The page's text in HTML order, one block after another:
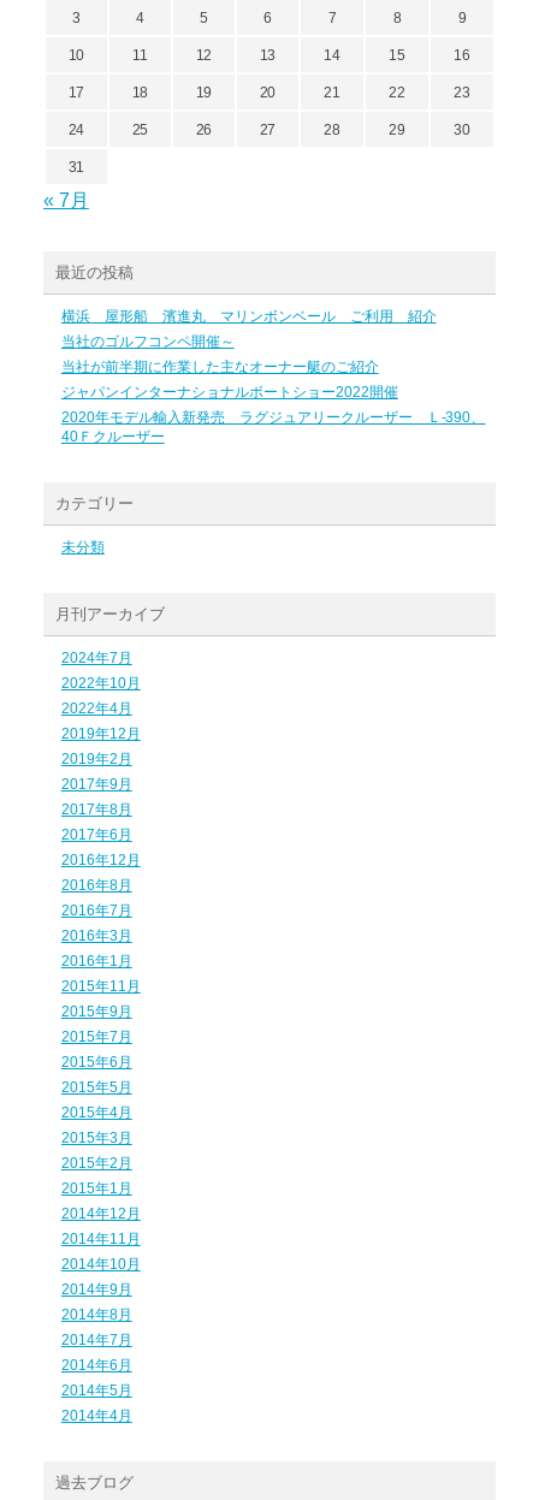
3 4 5 6 7 8 9
10 11 12 13 14 15 16
17 18 19 20 21 22 23
24 25 26 27 28 29 30
31
« 7月
最近の投稿
横浜 屋形船 濱進丸 マリンボンベール ご利用 紹介
当社のゴルフコンペ開催～
当社が前半期に作業した主なオーナー艇のご紹介
ジャパンインターナショナルボートショー2022開催
2020年モデル輸入新発売 ラグジュアリークルーザー Ｌ-390、
40Ｆクルーザー
カテゴリー
未分類
月刊アーカイブ
2024年7月
2022年10月
2022年4月
2019年12月
2019年2月
2017年9月
2017年8月
2017年6月
2016年12月
2016年8月
2016年7月
2016年3月
2016年1月
2015年11月
2015年9月
2015年7月
2015年6月
2015年5月
2015年4月
2015年3月
2015年2月
2015年1月
2014年12月
2014年11月
2014年10月
2014年9月
2014年8月
2014年7月
2014年6月
2014年5月
2014年4月
過去ブログ